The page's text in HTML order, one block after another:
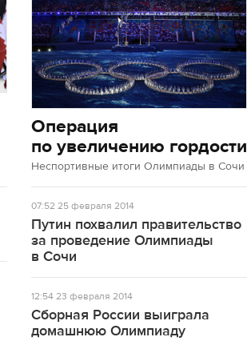
Операция
по увеличению гордости
Неспортивные итоги Олимпиады в Сочи
07:52 25 февраля 2014
Путин похвалил правительство
за проведение Олимпиады
в Сочи
12:5423 февраля 2014
Сборная России выиграла
домашнюю Олимпиаду